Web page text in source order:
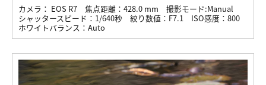
カメラ： EOS R7 焦点距離： 428.0 mm 撮影モード:Manual
シャッタースピード： 1/640秒 絞り数値： F7.1 ISO感度： 800
ホワイトバランス： Auto